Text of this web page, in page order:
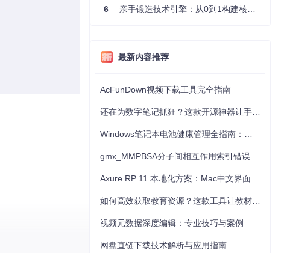
6 亲手锻造技术引擎：从0到1构建核心系统的实践指南
最新内容推荐
AcFunDown视频下载工具完全指南
视频元数据深度编辑：专业技巧与案例
网盘直链下载技术解析与应用指南